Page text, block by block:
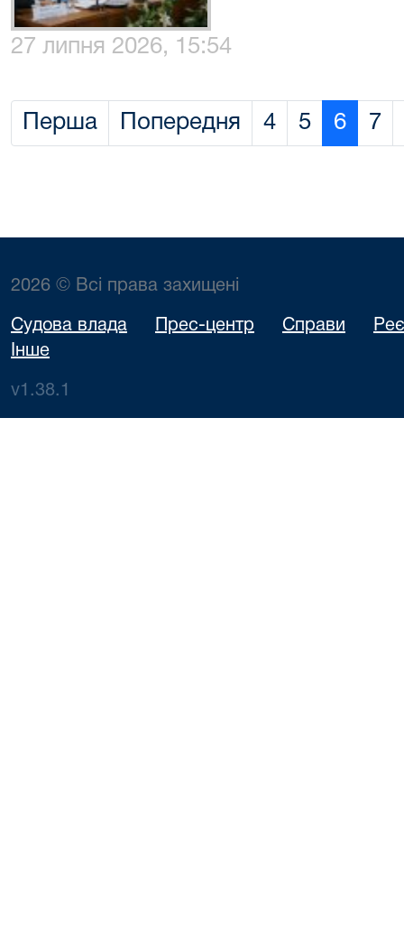
27 липня 2026, 15:54
Перша Попередня 4 5 6 7
2026 © Всі права захищені
Судова влада Прес-центр Справи
Інше
v1.38.1